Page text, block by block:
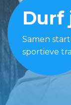
Durf
Samen
sportieve